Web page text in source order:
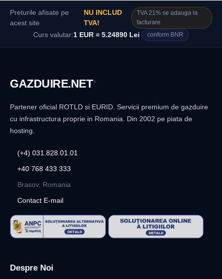
Preturile afisate pe
acest site
NU INCLUD
TVA!
TVA 21% se adauga la
facturare
Curs valutar:1 EUR = 5.24890 Lei conform BNR
GAZDUIRE.NET®
Partener oficial ROTLD si EURID. Servicii premium de gazduire
cu infrastructura proprie in Romania. Din 2002 pe piata de
hosting.
(+4) 031.828.01.01
+40 768 433 333
Brasov, Romania
Contact E-mail
Despre Noi